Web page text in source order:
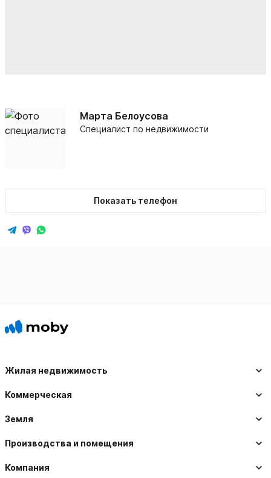
Марта Белоусова
Специалист по недвижимости
Показать телефон
Жилая недвижимость
Коммерческая
Земля
Производства и помещения
Компания